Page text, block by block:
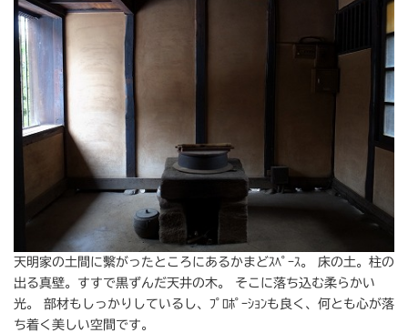
天明家の土間に繫がったところにあるかまどｽﾍﾟｰｽ。 床の土。柱の
出る真壁。すすで黒ずんだ天井の木。 そこに落ち込む柔らかい
光。 部材もしっかりしているし、ﾌﾟﾛﾎﾟｰｼｮﾝも良く、何とも心が落
ち着く美しい空間です。